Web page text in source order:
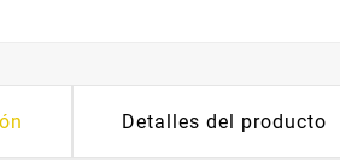
Detalles del producto